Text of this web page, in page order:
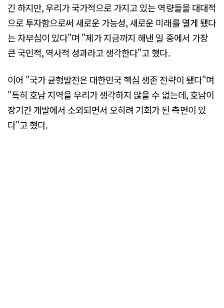
긴 하지만, 우리가 국가적으로 가지고 있는 역량들을 대대적
으로 투자함으로써 새로운 가능성, 새로운 미래를 열게 됐다
는 자부심이 있다"며 "제가 지금까지 해낸 일 중에서 가장
큰 국민적, 역사적 성과라고 생각한다"고 했다.
이어 "국가 균형발전은 대한민국 핵심 생존 전략이 됐다"며
"특히 호남 지역을 우리가 생각하지 않을 수 없는데, 호남이
장기간 개발에서 소외되면서 오히려 기회가 된 측면이 있
다"고 했다.